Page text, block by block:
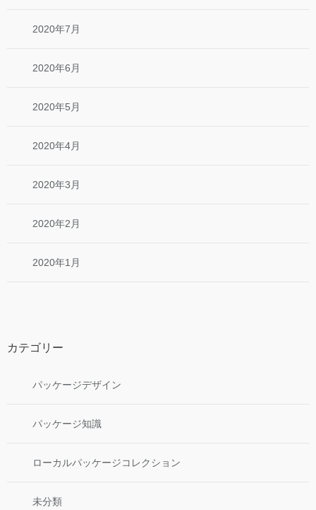
2020年7月
2020年6月
2020年5月
2020年4月
2020年3月
2020年2月
2020年1月
カテゴリー
パッケージデザイン
パッケージ知識
ローカルパッケージコレクション
未分類